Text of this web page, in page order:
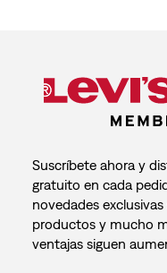
Suscríbete ahora y
gratuito en cada
novedades
productos y mucho
ventajas siguen